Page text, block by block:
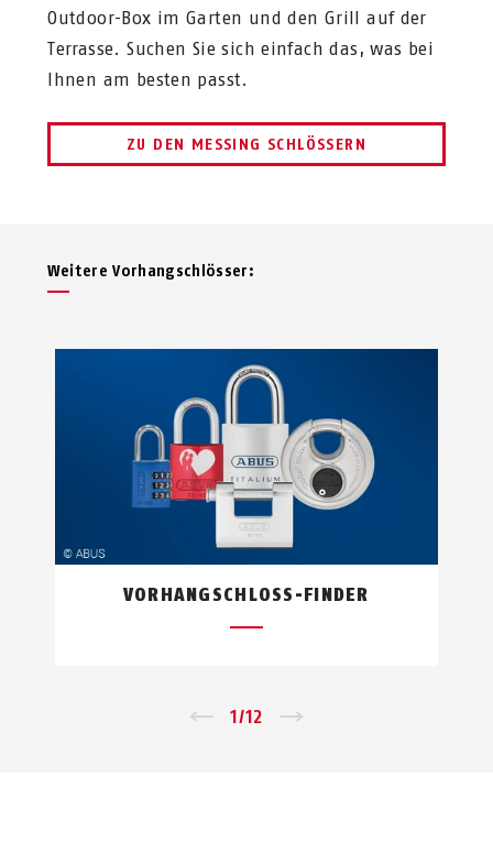
Outdoor-Box im Garten und den Grill auf der
Terrasse. Suchen Sie sich einfach das, was bei
Ihnen am besten passt.
ZU DEN MESSING SCHLÖSSERN
Weitere Vor­hang­schlösser:
VORHANGSCHLOSS-FINDER
1/12